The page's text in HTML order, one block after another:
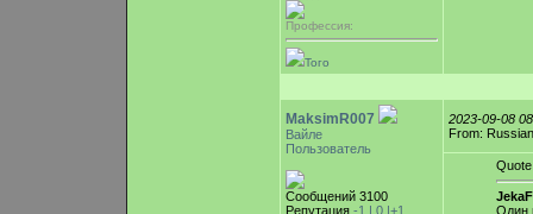
Профессия:
Того
MaksimR007
Вайле
Пользователь
Сообщений 3100
Репутация -1 | 0 |+1
2023-09-08
From:
Quote
Один